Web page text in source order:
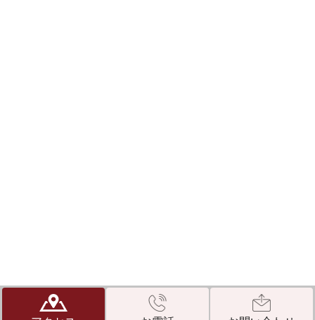
©医療法人 晟由会 えびすデンタルクリニック 神戸市東灘区の歯医者
なら、完全個室、キッズスペース完備。痛くない治療で評判の、えびす